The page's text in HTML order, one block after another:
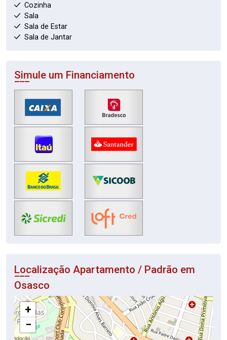
Cozinha
Sala
Sala de Estar
Sala de Jantar
Simule um Financiamento
Localização Apartamento / Padrão em
Osasco
+
−